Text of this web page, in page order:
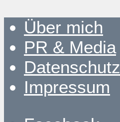
Über mich
PR & Media
Datenschutz
Impressum